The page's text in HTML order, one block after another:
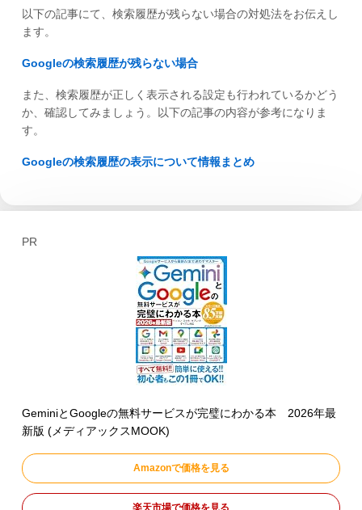
以下の記事にて、検索履歴が残らない場合の対処法をお伝えし
ます。
Googleの検索履歴が残らない場合
また、検索履歴が正しく表示される設定も行われているかどう
か、確認してみましょう。以下の記事の内容が参考になりま
す。
Googleの検索履歴の表示について情報まとめ
PR
GeminiとGoogleの無料サービスが完璧にわかる本 2026年最
新版 (メディアックスMOOK)
Amazonで価格を見る
楽天市場で価格を見る